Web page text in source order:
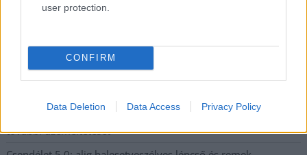
user protection.
CONFIRM
Data Deletion Data Access Privacy Policy
A Tisza kormány minisztere újabb nagy változásokról döntött
munkáltatói jogaikat
Sok volt az igazolatlan hiányzás, Pócs János fizetéslevonást
A Szolnok megyei gazdák nagyon nem akarták a JÉGER
további üzemeltetését